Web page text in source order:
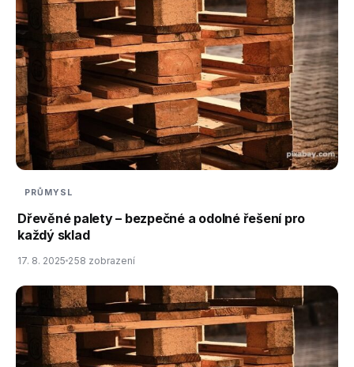
PRŮMYSL
Dřevěné palety – bezpečné a odolné řešení pro
každý sklad
17. 8. 2025 258 zobrazení